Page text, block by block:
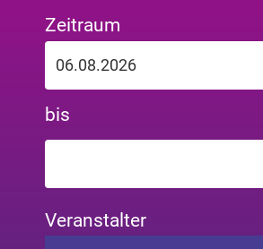
Zeitraum
bis
Veranstalter